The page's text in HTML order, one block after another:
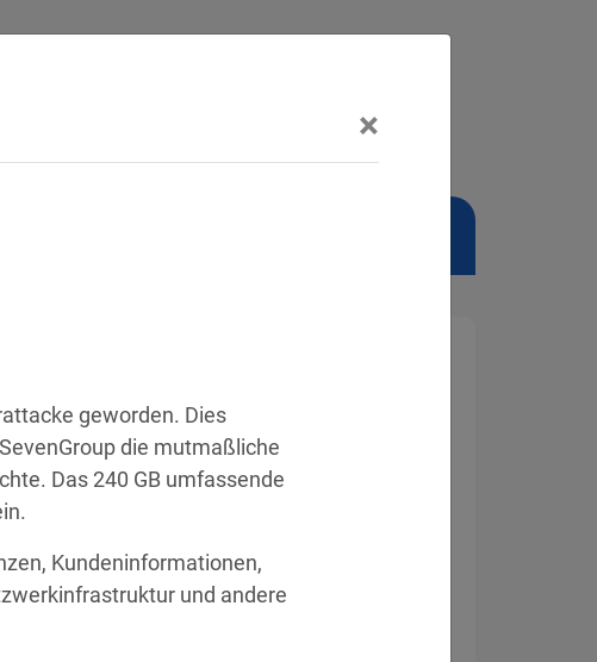
×
geworden. Dies
die mutmaßliche
Das 240 GB umfassende
Kundeninformationen,
und andere